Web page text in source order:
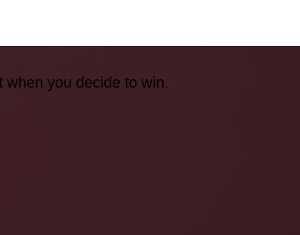
you decide to win.